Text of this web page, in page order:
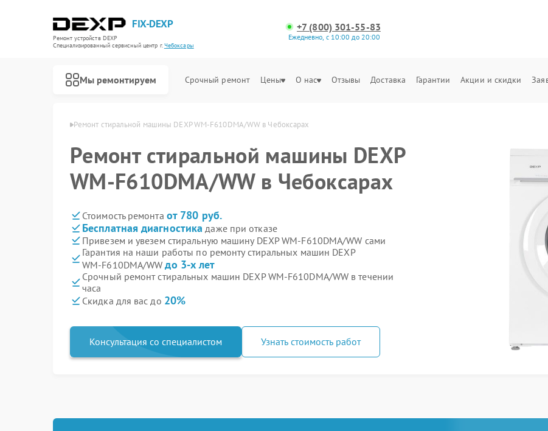
FIX-DEXP
Ремонт устройств DEXP
Специализированный cервисный центр г.Чебоксары
+7 (800) 301-55-83
Ежедневно, с 10:00 до 20:00
Мы ремонтируем Срочный ремонт Цены О нас Отзывы Доставка Гарантии Акции и скидки
Ремонт стиральной машины DEXP WM‑F610DMA/WW в Чебоксарах
Ремонт стиральной машины DEXP
WM‑F610DMA/WW в Чебоксарах
Стоимость ремонта от 780 руб.
Бесплатная диагностика даже при отказе
Привезем и увезем стиральную машину DEXP WM‑F610DMA/WW сами
Гарантия на наши работы по ремонту стиральных машин DEXP
WM‑F610DMA/WWдо 3-х лет
Срочный ремонт стиральных машин DEXP WM‑F610DMA/WW в течении
часа
Скидка для вас до 20%
Консультация со специалистом Узнать стоимость работ